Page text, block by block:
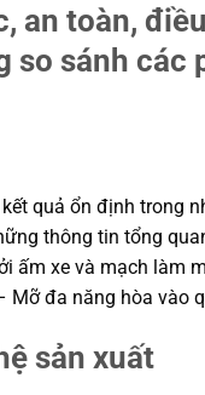
an toàn,
so sánh
quả ổn định trong
thông tin tổng
xe và mạch làm
đa năng hòa vào
sản xuất